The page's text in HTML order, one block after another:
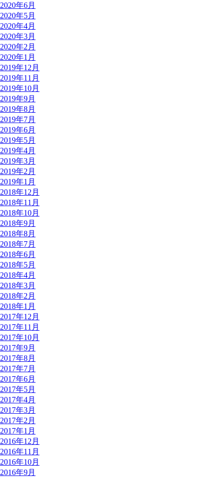
2020年6月
2020年5月
2020年4月
2020年3月
2020年2月
2020年1月
2019年12月
2019年11月
2019年10月
2019年9月
2019年8月
2019年7月
2019年6月
2019年5月
2019年4月
2019年3月
2019年2月
2019年1月
2018年12月
2018年11月
2018年10月
2018年9月
2018年8月
2018年7月
2018年6月
2018年5月
2018年4月
2018年3月
2018年2月
2018年1月
2017年12月
2017年11月
2017年10月
2017年9月
2017年8月
2017年7月
2017年6月
2017年5月
2017年4月
2017年3月
2017年2月
2017年1月
2016年12月
2016年11月
2016年10月
2016年9月